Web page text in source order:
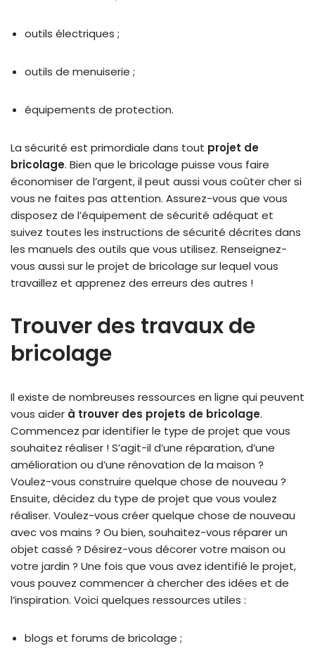
outils électriques ;
outils de menuiserie ;
équipements de protection.
La sécurité est primordiale dans tout projet de
bricolage. Bien que le bricolage puisse vous faire
économiser de l’argent, il peut aussi vous coûter cher si
vous ne faites pas attention. Assurez-vous que vous
disposez de l’équipement de sécurité adéquat et
suivez toutes les instructions de sécurité décrites dans
les manuels des outils que vous utilisez. Renseignez-
vous aussi sur le projet de bricolage sur lequel vous
travaillez et apprenez des erreurs des autres !
Trouver des travaux de
bricolage
Il existe de nombreuses ressources en ligne qui peuvent
vous aider à trouver des projets de bricolage.
Commencez par identifier le type de projet que vous
souhaitez réaliser ! S’agit-il d’une réparation, d’une
amélioration ou d’une rénovation de la maison ?
Voulez-vous construire quelque chose de nouveau ?
Ensuite, décidez du type de projet que vous voulez
réaliser. Voulez-vous créer quelque chose de nouveau
avec vos mains ? Ou bien, souhaitez-vous réparer un
objet cassé ? Désirez-vous décorer votre maison ou
votre jardin ? Une fois que vous avez identifié le projet,
vous pouvez commencer à chercher des idées et de
l’inspiration. Voici quelques ressources utiles :
blogs et forums de bricolage ;